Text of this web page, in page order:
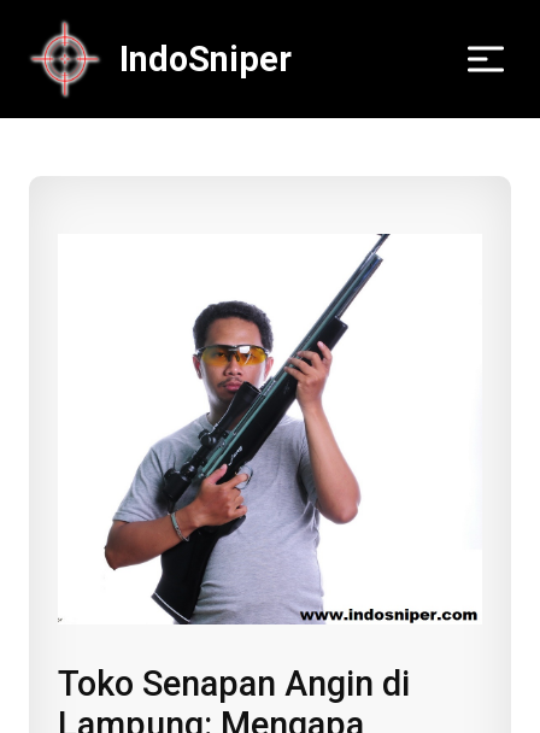
IndoSniper
Toko Senapan Angin di
Lampung: Mengapa